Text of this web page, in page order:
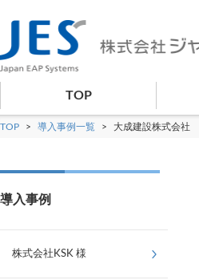
TOP
TOP > 導入事例一覧 > 大成建設株式会社
導入事例
株式会社KSK 様